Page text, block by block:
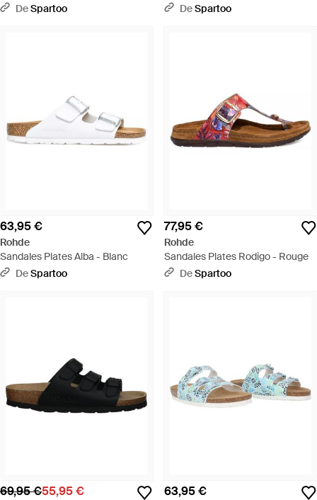
DeSpartoo DeSpartoo
63,95 €
Rohde
Sandales Plates Alba - Blanc
DeSpartoo
77,95 €
Rohde
Sandales Plates Rodigo - Rouge
DeSpartoo
69,95 €55,95 € 63,95 €